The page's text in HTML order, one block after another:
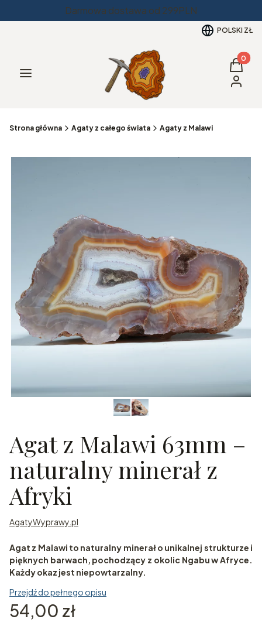
Darmowa dostawa od 299PLN
POLSKI ZŁ
Menu
Koszyk
Strona główna Agaty z całego świata Agaty z Malawi
Agat z Malawi 63mm –
naturalny minerał z
Afryki
AgatyWyprawy.pl
Agat z Malawi to naturalny minerał o unikalnej strukturze i
pięknych barwach, pochodzący z okolic Ngabu w Afryce.
Każdy okaz jest niepowtarzalny.
Przejdź do pełnego opisu
Cena
54,00 zł